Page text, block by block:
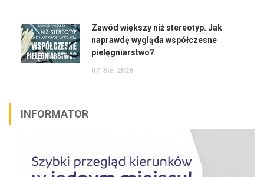
Zawód większy niż stereotyp. Jak
naprawdę wygląda współczesne
pielęgniarstwo?
07 Sie 2026
INFORMATOR